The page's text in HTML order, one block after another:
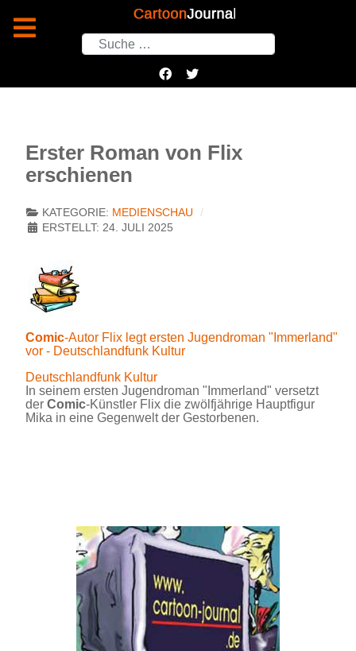
Suchen
Erster Roman von Flix
erschienen
KATEGORIE: MEDIENSCHAU
ERSTELLT: 24. JULI 2025
Comic-Autor Flix legt ersten Jugendroman "Immerland"
vor - Deutschlandfunk Kultur
Deutschlandfunk Kultur
In seinem ersten Jugendroman "Immerland" versetzt
der Comic-Künstler Flix die zwölfjährige Hauptfigur
Mika in eine Gegenwelt der Gestorbenen.